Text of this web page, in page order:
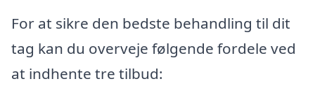
For at sikre den bedste behandling til dit
tag kan du overveje følgende fordele ved
at indhente tre tilbud: